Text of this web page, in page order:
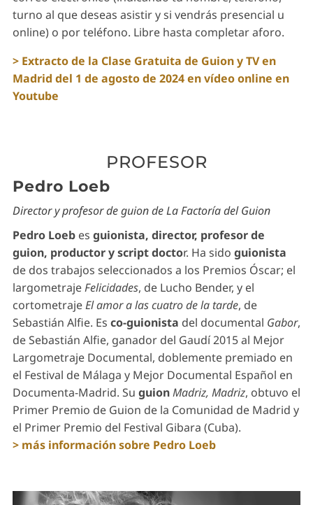
turno al que deseas asistir y si vendrás presencial u
online) o por teléfono. Libre hasta completar aforo.
> Extracto de la Clase Gratuita de Guion y TV en
Madrid del 1 de agosto de 2024 en vídeo online en
Youtube
PROFESOR
Pedro Loeb
Director y profesor de guion de La Factoría del Guion
Pedro Loebes guionista, director, profesor de
guion, productor y script doctor. Ha sido guionista
de dos trabajos seleccionados a los Premios Óscar; el
largometrajeFelicidades, de Lucho Bender, y el
cortometrajeEl amor a las cuatro de la tarde, de
Sebastián Alfie. Es co-guionista del documental Gabor,
de Sebastián Alfie, ganador del Gaudí 2015 al Mejor
Largometraje Documental, doblemente premiado en
el Festival de Málaga y Mejor Documental Español en
Documenta-Madrid. Su guionMadriz, Madriz, obtuvo el
Primer Premio de Guion de la Comunidad de Madrid y
el Primer Premio del Festival Gibara (Cuba).
> más información sobre Pedro Loeb